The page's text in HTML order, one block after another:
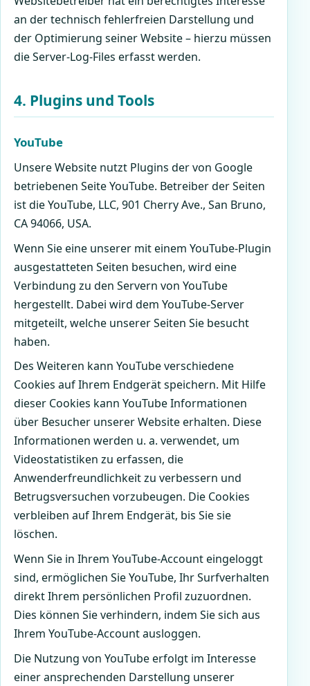
an der technisch fehlerfreien Darstellung und
der Optimierung seiner Website – hierzu müssen
die Server-Log-Files erfasst werden.
4. Plugins und Tools
YouTube
Unsere Website nutzt Plugins der von Google
betriebenen Seite YouTube. Betreiber der Seiten
ist die YouTube, LLC, 901 Cherry Ave., San Bruno,
CA 94066, USA.
Wenn Sie eine unserer mit einem YouTube-Plugin
ausgestatteten Seiten besuchen, wird eine
Verbindung zu den Servern von YouTube
hergestellt. Dabei wird dem YouTube-Server
mitgeteilt, welche unserer Seiten Sie besucht
haben.
Des Weiteren kann YouTube verschiedene
Cookies auf Ihrem Endgerät speichern. Mit Hilfe
dieser Cookies kann YouTube Informationen
über Besucher unserer Website erhalten. Diese
Informationen werden u. a. verwendet, um
Videostatistiken zu erfassen, die
Anwenderfreundlichkeit zu verbessern und
Betrugsversuchen vorzubeugen. Die Cookies
verbleiben auf Ihrem Endgerät, bis Sie sie
löschen.
Wenn Sie in Ihrem YouTube-Account eingeloggt
sind, ermöglichen Sie YouTube, Ihr Surfverhalten
direkt Ihrem persönlichen Profil zuzuordnen.
Dies können Sie verhindern, indem Sie sich aus
Ihrem YouTube-Account ausloggen.
Die Nutzung von YouTube erfolgt im Interesse
einer ansprechenden Darstellung unserer